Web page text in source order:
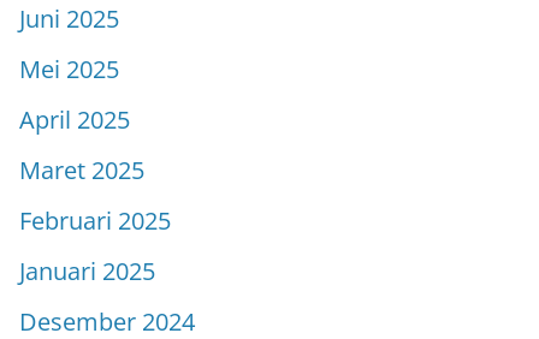
Juni 2025
Mei 2025
April 2025
Maret 2025
Februari 2025
Januari 2025
Desember 2024